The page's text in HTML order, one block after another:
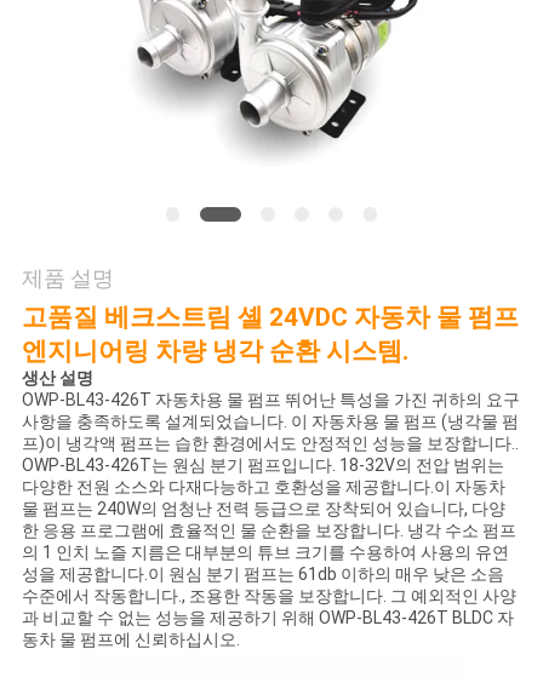
연
락
처
뉴
스
모
든
제품 설명
고품질 베크스트림 셸 24VDC 자동차 물 펌프
엔지니어링 차량 냉각 순환 시스템.
생산 설명
OWP-BL43-426T 자동차용 물 펌프 뛰어난 특성을 가진 귀하의 요구
사항을 충족하도록 설계되었습니다. 이 자동차용 물 펌프 (냉각물 펌
프)이 냉각액 펌프는 습한 환경에서도 안정적인 성능을 보장합니다..
OWP-BL43-426T는 원심 분기 펌프입니다. 18-32V의 전압 범위는
다양한 전원 소스와 다재다능하고 호환성을 제공합니다.이 자동차
물 펌프는 240W의 엄청난 전력 등급으로 장착되어 있습니다, 다양
한 응용 프로그램에 효율적인 물 순환을 보장합니다. 냉각 수소 펌프
의 1 인치 노즐 지름은 대부분의 튜브 크기를 수용하여 사용의 유연
성을 제공합니다.이 원심 분기 펌프는 61db 이하의 매우 낮은 소음
수준에서 작동합니다., 조용한 작동을 보장합니다. 그 예외적인 사양
과 비교할 수 없는 성능을 제공하기 위해 OWP-BL43-426T BLDC 자
동차 물 펌프에 신뢰하십시오.